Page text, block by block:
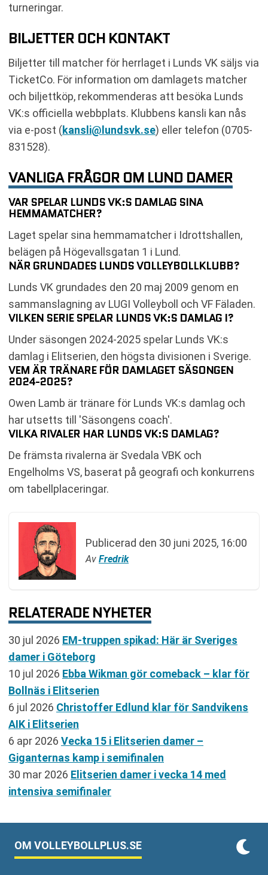
turneringar.
BILJETTER OCH KONTAKT
Biljetter till matcher för herrlaget i Lunds VK säljs via
TicketCo. För information om damlagets matcher
och biljettköp, rekommenderas att besöka Lunds
VK:s officiella webbplats. Klubbens kansli kan nås
via e-post (kansli@lundsvk.se) eller telefon (0705-
831528).
VANLIGA FRÅGOR OM LUND DAMER
VAR SPELAR LUNDS VK:S DAMLAG SINA
HEMMAMATCHER?
Laget spelar sina hemmamatcher i Idrottshallen,
belägen på Högevallsgatan 1 i Lund.
NÄR GRUNDADES LUNDS VOLLEYBOLLKLUBB?
Lunds VK grundades den 20 maj 2009 genom en
sammanslagning av LUGI Volleyboll och VF Fäladen.
VILKEN SERIE SPELAR LUNDS VK:S DAMLAG I?
Under säsongen 2024-2025 spelar Lunds VK:s
damlag i Elitserien, den högsta divisionen i Sverige.
VEM ÄR TRÄNARE FÖR DAMLAGET SÄSONGEN
2024-2025?
Owen Lamb är tränare för Lunds VK:s damlag och
har utsetts till 'Säsongens coach'.
VILKA RIVALER HAR LUNDS VK:S DAMLAG?
De främsta rivalerna är Svedala VBK och
Engelholms VS, baserat på geografi och konkurrens
om tabellplaceringar.
Publicerad den 30 juni 2025, 16:00
Av Fredrik
RELATERADE NYHETER
30 jul 2026 EM-truppen spikad: Här är Sveriges
damer i Göteborg
10 jul 2026 Ebba Wikman gör comeback – klar för
Bollnäs i Elitserien
6 jul 2026 Christoffer Edlund klar för Sandvikens
AIK i Elitserien
6 apr 2026 Vecka 15 i Elitserien damer –
Giganternas kamp i semifinalen
30 mar 2026 Elitserien damer i vecka 14 med
intensiva semifinaler
OM VOLLEYBOLLPLUS.SE